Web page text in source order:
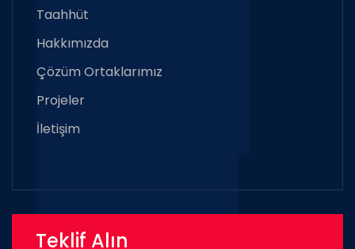
Taahhüt
Hakkımızda
Çözüm Ortaklarımız
Projeler
İletişim
Teklif Alın